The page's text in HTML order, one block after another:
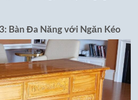
Bàn Đa Năng với Ngăn Kéo